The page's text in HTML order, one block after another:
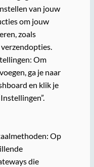
van jouw
om jouw
zoals
Om
ga je naar
en klik je
Op
die